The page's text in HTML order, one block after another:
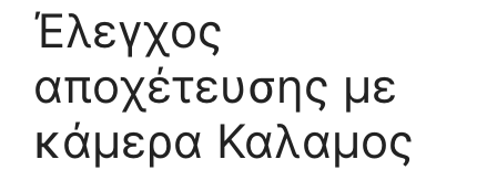
Έλεγχος
αποχέτευσης με
κάμερα Καλαμος